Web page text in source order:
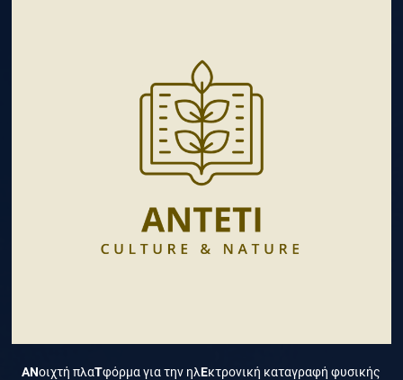
ΑΝοιχτή πλαΤφόρμα για την ηλΕκτρονική καταγραφή φυσικής